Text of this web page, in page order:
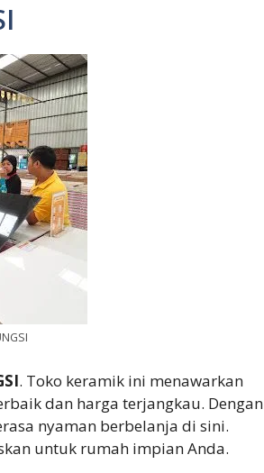
. Toko keramik ini menawarkan
dan harga terjangkau. Dengan
nyaman berbelanja di sini.
untuk rumah impian Anda.